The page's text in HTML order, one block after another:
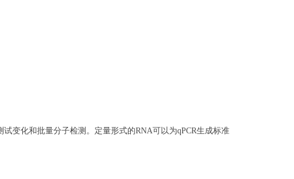
变化和批量分子检测。定量形式的RNA可以为qPCR生成标准